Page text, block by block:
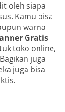
oleh siapa
Kamu bisa
warna
Gratis
toko online,
juga
juga bisa